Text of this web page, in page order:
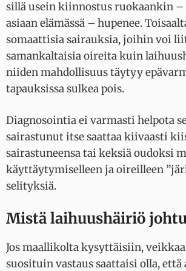
sillä usein kiinnostus ruokaankin –
asiaan elämässä – hupenee.
somaattisia sairauksia, joihin voi
samankaltaisia oireita kuin
niiden mahdollisuus täytyy
tapauksissa sulkea pois.
Diagnosointia ei varmasti helpota
sairastunut itse saattaa kiivaasti
sairastuneensa tai keksiä oudoksi
käyttäytymiselleen ja oireilleen
selityksiä.
Mistä laihuushäiriö
Jos maallikolta kysyttäisiin,
suosituin vastaus saattaisi olla, että